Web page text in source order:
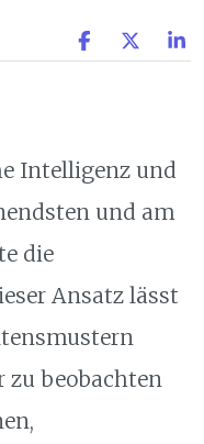
Intelligenz und
und am
die
Ansatz lässt
zu beobachten